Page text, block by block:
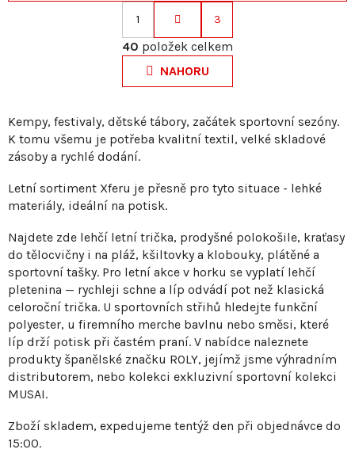
O
v
l
á
a
p
k
y
v
ý
p
i
s
u
S
t
r
á
k
o
á
n
1 3
40 položek celkem
NAHORU
Kempy, festivaly, dětské tábory, začátek sportovní sezóny.
K tomu všemu je potřeba kvalitní textil, velké skladové
zásoby a rychlé dodání.
Letní sortiment Xferu je přesně pro tyto situace - lehké
materiály, ideální na potisk.
Najdete zde lehčí letní trička, prodyšné polokošile, kraťasy
do tělocvičny i na pláž, kšiltovky a klobouky, plátěné a
sportovní tašky. Pro letní akce v horku se vyplatí lehčí
pletenina — rychleji schne a líp odvádí pot než klasická
celoroční trička. U sportovních střihů hledejte funkční
polyester, u firemního merche bavlnu nebo směsi, které
líp drží potisk při častém praní. V nabídce naleznete
produkty španělské značku ROLY, jejímž jsme výhradním
distributorem, nebo kolekci exkluzivní sportovní kolekci
MUSAI.
Zboží skladem, expedujeme tentýž den při objednávce do
15:00.